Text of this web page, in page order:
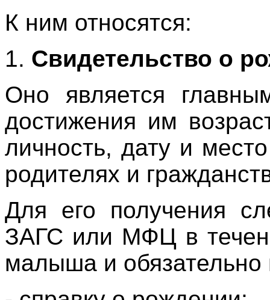
К ним относятся:
1. Свидетельство о
Оно является
достижения им
личность, дату и
родителях и
Для его получения
ЗАГС или МФЦ в
малыша и обязательно